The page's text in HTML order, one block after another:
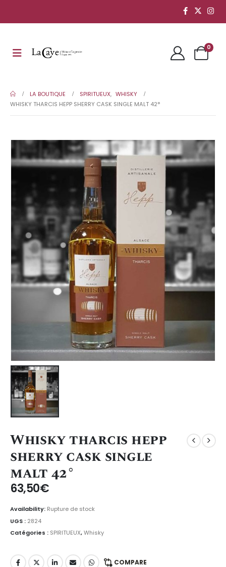
0
LA BOUTIQUE SPIRITUEUX, WHISKY
WHISKY THARCIS HEPP SHERRY CASK SINGLE MALT 42°
Whisky tharcis hepp
sherry cask single
malt 42°
63,50€
Availability: Rupture de stock
UGS : 2824
Catégories : SPIRITUEUX,Whisky
COMPARE